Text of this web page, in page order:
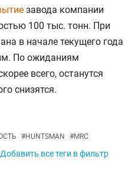
завода компании
100 тыс. тонн. При
в начале текущего года
По ожиданиям
всего, останутся
снизятся.
#HUNTSMAN #MRC
все теги в фильтр